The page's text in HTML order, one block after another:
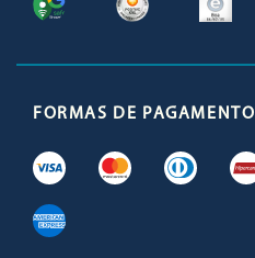
FORMAS DE PAGAMENTO